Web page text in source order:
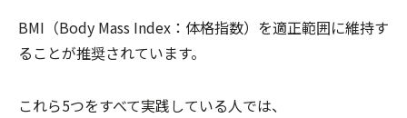
BMI（Body Mass Index：体格指数）を適正範囲に維持す
ることが推奨されています。
これら5つをすべて実践している人では、